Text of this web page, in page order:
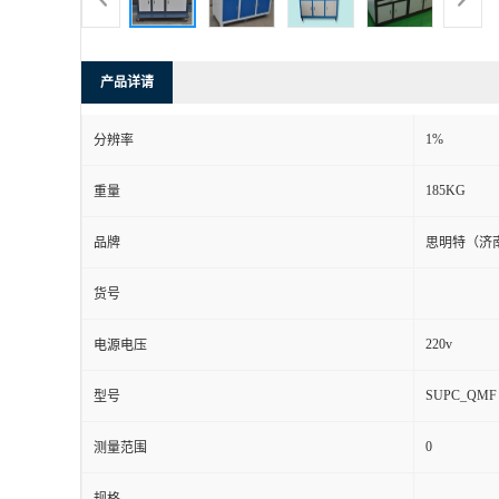
产品详请
分辨率 1%
重量 185KG
品牌 思明特（济
货号
电源电压 220v
型号 SUPC_QMF
测量范围 0